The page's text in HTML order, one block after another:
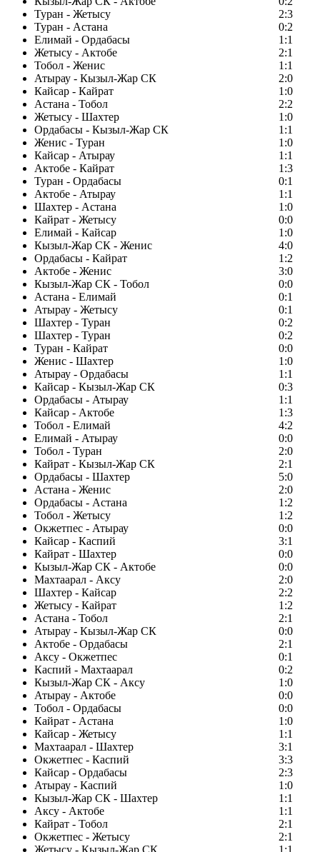
Туран - Жетысу
2:3
Туран - Астана
0:2
Елимай - Ордабасы
1:1
Жетысу - Актобе
2:1
Тобол - Женис
1:1
Атырау - Кызыл-Жар СК
2:0
Кайсар - Кайрат
1:0
Астана - Тобол
2:2
Жетысу - Шахтер
1:0
Ордабасы - Кызыл-Жар СК
1:1
Женис - Туран
1:0
Кайсар - Атырау
1:1
Актобе - Кайрат
1:3
Туран - Ордабасы
0:1
Актобе - Атырау
1:1
Шахтер - Астана
1:0
Кайрат - Жетысу
0:0
Елимай - Кайсар
1:0
Кызыл-Жар СК - Женис
4:0
Ордабасы - Кайрат
1:2
Актобе - Женис
3:0
Кызыл-Жар СК - Тобол
0:0
Астана - Елимай
0:1
Атырау - Жетысу
0:1
Шахтер - Туран
0:2
Шахтер - Туран
0:2
Туран - Кайрат
0:0
Женис - Шахтер
1:0
Атырау - Ордабасы
1:1
Кайсар - Кызыл-Жар СК
0:3
Ордабасы - Атырау
1:1
Кайсар - Актобе
1:3
Тобол - Елимай
4:2
Елимай - Атырау
0:0
Тобол - Туран
2:0
Кайрат - Кызыл-Жар СК
2:1
Ордабасы - Шахтер
5:0
Астана - Женис
2:0
Ордабасы - Астана
1:2
Тобол - Жетысу
1:2
Окжетпес - Атырау
0:0
Кайсар - Каспий
3:1
Кайрат - Шахтер
0:0
Кызыл-Жар СК - Актобе
0:0
Махтаарал - Аксу
2:0
Шахтер - Кайсар
2:2
Жетысу - Кайрат
1:2
Астана - Тобол
2:1
Атырау - Кызыл-Жар СК
0:0
Актобе - Ордабасы
2:1
Аксу - Окжетпес
0:1
Каспий - Махтаарал
0:2
Кызыл-Жар СК - Аксу
1:0
Атырау - Актобе
0:0
Тобол - Ордабасы
0:0
Кайрат - Астана
1:0
Кайсар - Жетысу
1:1
Махтаарал - Шахтер
3:1
Окжетпес - Каспий
3:3
Кайсар - Ордабасы
2:3
Атырау - Каспий
1:0
Кызыл-Жар СК - Шахтер
1:1
Аксу - Актобе
1:1
Кайрат - Тобол
2:1
Окжетпес - Жетысу
2:1